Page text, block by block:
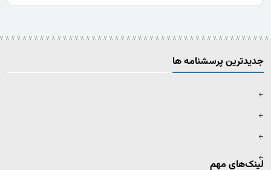
جدیدترین پرسشنامه ها
لینک‌های مهم